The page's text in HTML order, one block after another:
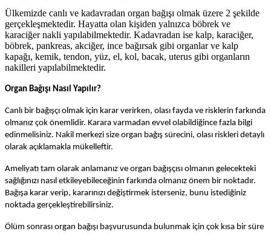
Ülkemizde canlı ve kadavradan organ bağışı olmak üzere 2 şekilde
gerçekleşmektedir. Hayatta olan kişiden yalnızca böbrek ve
karaciğer nakli yapılabilmektedir. Kadavradan ise kalp, karaciğer,
böbrek, pankreas, akciğer, ince bağırsak gibi organlar ve kalp
kapağı, kemik, tendon, yüz, el, kol, bacak, uterus gibi organların
nakilleri yapılabilmektedir.
Organ Bağışı Nasıl Yapılır?
Canlı bir bağışçı olmak için karar verirken, olası fayda ve risklerin farkında
olmanız çok önemlidir. Karara varmadan evvel olabildiğince fazla bilgi
edinmelisiniz. Nakil merkezi size organ bağış sürecini, olası riskleri detaylı
olarak açıklamakla mükelleftir.
Ameliyatı tam olarak anlamanız ve organ bağışçısı olmanın gelecekteki
sağlığınızı nasıl etkileyebileceğinin farkında olmanız önem bir noktadır.
Bağışa karar verip, kararınızı değiştirmek isterseniz, bunu istediğiniz
noktada gerçekleştirebilirsiniz.
Ölüm sonrası organ bağışı başvurusunda bulunmak için çok kısa bir süre